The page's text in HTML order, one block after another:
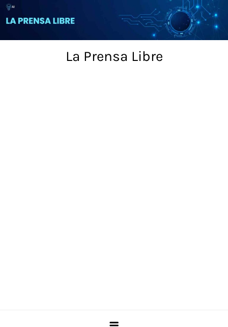
Skip
to
La Prensa Libre